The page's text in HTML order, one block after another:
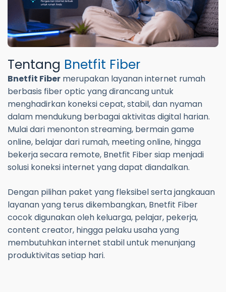
Tentang Bnetfit Fiber
Bnetfit Fiber merupakan layanan internet rumah
berbasis fiber optic yang dirancang untuk
menghadirkan koneksi cepat, stabil, dan nyaman
dalam mendukung berbagai aktivitas digital harian.
Mulai dari menonton streaming, bermain game
online, belajar dari rumah, meeting online, hingga
bekerja secara remote, Bnetfit Fiber siap menjadi
solusi koneksi internet yang dapat diandalkan.
Dengan pilihan paket yang fleksibel serta jangkauan
layanan yang terus dikembangkan, Bnetfit Fiber
cocok digunakan oleh keluarga, pelajar, pekerja,
content creator, hingga pelaku usaha yang
membutuhkan internet stabil untuk menunjang
produktivitas setiap hari.